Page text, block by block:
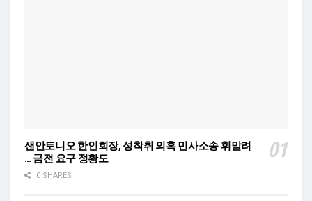
샌안토니오 한인회장, 성착취 의혹 민사소송 휘말려
… 금전 요구 정황도
0 SHARES